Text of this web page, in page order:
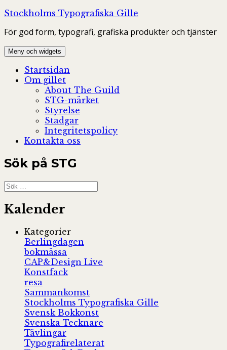
Hoppa
innehåll
Stockholms Typografiska Gille
För god form, typografi, grafiska produkter och tjänster
Meny och widgets
Startsidan
Om gillet
About The Guild
STG-märket
Styrelse
Stadgar
Integritetspolicy
Kontakta oss
Sök på STG
Sök
efter:
Kalender
Kategorier
Berlingdagen
bokmässa
CAP&Design Live
Konstfack
resa
Sammankomst
Stockholms Typografiska Gille
Svensk Bokkonst
Svenska Tecknare
Tävlingar
Typografirelaterat